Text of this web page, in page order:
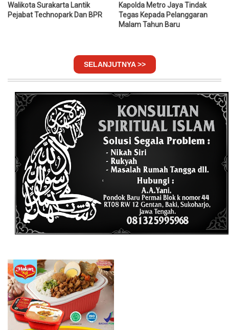
Walikota Surakarta Lantik
Pejabat Technopark Dan BPR
Kapolda Metro Jaya Tindak
Tegas Kepada Pelanggaran
Malam Tahun Baru
SELANJUTNYA >>